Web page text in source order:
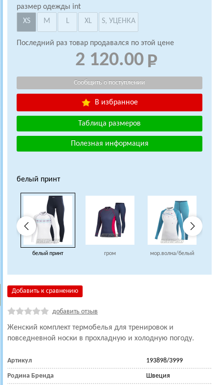
размер одежды int
XS
M L XL S, УЦЕНКА
Последний раз товар продавался по этой цене
2 120.00
В избранное
Таблица размеров
Полезная информация
белый принт
белый принт гром мор.волна/белый
Добавить к сравнению
добавить отзыв
Женский комплект термобелья для тренировок и
повседневной носки в прохладную и холодную погоду.
Артикул 193898/3999
Родина Бренда Швеция